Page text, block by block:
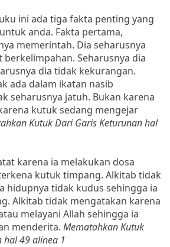
ini ada tiga fakta penting yang
anda. Fakta pertama,
memerintah. Dia seharusnya
Seharusnya dia
dia tidak kekurangan.
ada dalam ikatan nasib
seharusnya jatuh. Bukan karena
kutuk sedang mengejar
Kutuk Dari Garis Keturunan hal
karena ia melakukan dosa
kutuk timpang. Alkitab tidak
hidupnya tidak kudus sehingga ia
Alkitab tidak mengatakan karena
melayani Allah sehingga ia
menderita. Mematahkan Kutuk
hal 49 alinea 1